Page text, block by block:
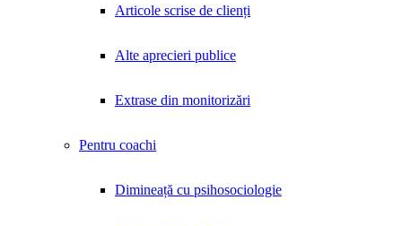
Articole scrise de clienți
Alte aprecieri publice
Extrase din monitorizări
Pentru coachi
Dimineață cu psihosociologie